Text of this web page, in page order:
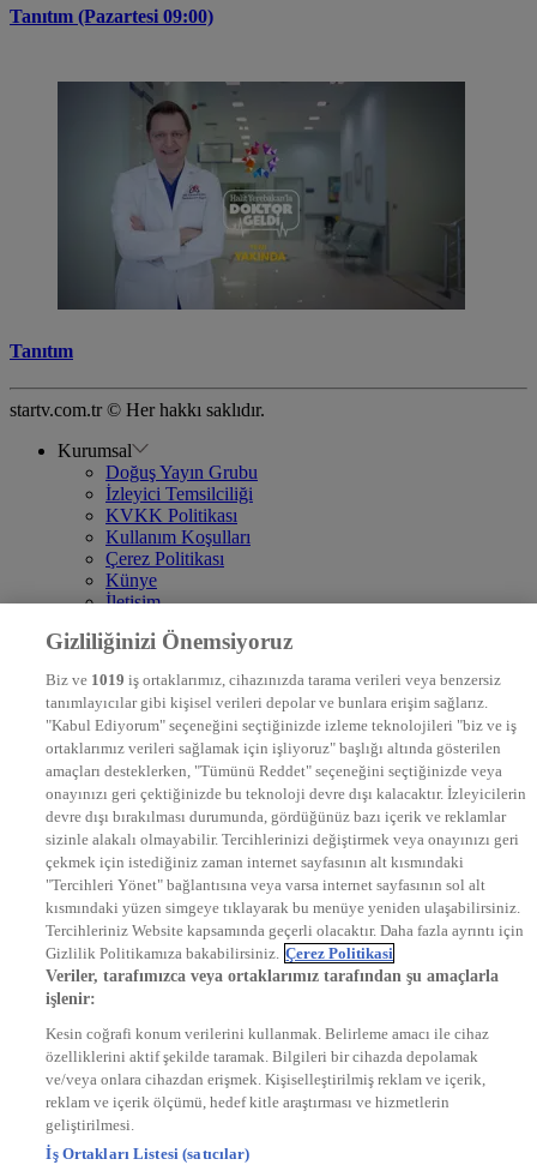
Tanıtım (Pazartesi 09:00)
Tanıtım
startv.com.tr © Her hakkı saklıdır.
Kurumsal
Doğuş Yayın Grubu
İzleyici Temsilciliği
KVKK Politikası
Kullanım Koşulları
Çerez Politikası
Künye
İletişim
DYG Televizyonlar
STAR
EURO STAR
KRAL POP TV
DYG Radyolar
NTV RADYO
KRAL FM
KRAL POP
EKSEN
VOYAGE
DYG Dijital
ntv.com.tr
ntvspor.net
secim.ntv.com.tr
startv.com.tr
kralmuzik.com.tr
Gizliliğinizi Önemsiyoruz
Biz ve 1019 iş ortaklarımız, cihazınızda tarama verileri veya benzersiz
tanımlayıcılar gibi kişisel verileri depolar ve bunlara erişim sağlarız.
"Kabul Ediyorum" seçeneğini seçtiğinizde izleme teknolojileri "biz ve iş
ortaklarımız verileri sağlamak için işliyoruz" başlığı altında gösterilen
amaçları desteklerken, "Tümünü Reddet" seçeneğini seçtiğinizde veya
onayınızı geri çektiğinizde bu teknoloji devre dışı kalacaktır. İzleyicilerin
devre dışı bırakılması durumunda, gördüğünüz bazı içerik ve reklamlar
sizinle alakalı olmayabilir. Tercihlerinizi değiştirmek veya onayınızı geri
çekmek için istediğiniz zaman internet sayfasının alt kısmındaki
"Tercihleri Yönet" bağlantısına veya varsa internet sayfasının sol alt
kısmındaki yüzen simgeye tıklayarak bu menüye yeniden ulaşabilirsiniz.
Tercihleriniz Website kapsamında geçerli olacaktır. Daha fazla ayrıntı için
Gizlilik Politikamıza bakabilirsiniz. Çerez Politikasi
Veriler, tarafımızca veya ortaklarımız tarafından şu amaçlarla
işlenir:
Kesin coğrafi konum verilerini kullanmak. Belirleme amacı ile cihaz
özelliklerini aktif şekilde taramak. Bilgileri bir cihazda depolamak
ve/veya onlara cihazdan erişmek. Kişiselleştirilmiş reklam ve içerik,
reklam ve içerik ölçümü, hedef kitle araştırması ve hizmetlerin
geliştirilmesi.
İş Ortakları Listesi (satıcılar)